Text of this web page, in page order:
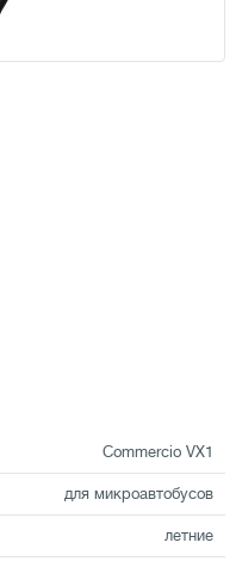
Commercio VX1
для микроавтобусов
летние